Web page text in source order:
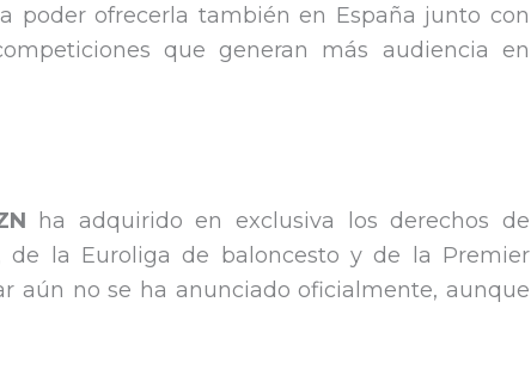
poder ofrecerla también en España junto con
que generan más audiencia en
ha adquirido en exclusiva los derechos de
de la Euroliga de baloncesto y de la Premier
aún no se ha anunciado oficialmente, aunque